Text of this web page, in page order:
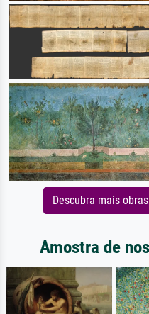
Descubra mais
Amostra de